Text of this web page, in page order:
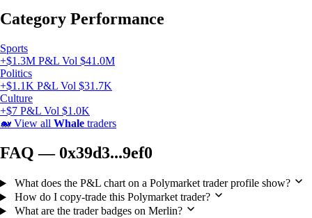
Category Performance
Sports
+$1.3M P&L Vol $41.0M
Politics
+$1.1K P&L Vol $31.7K
Culture
+$7 P&L Vol $1.0K
🐋 View all Whale traders
FAQ — 0x39d3...9ef0
What does the P&L chart on a Polymarket trader profile show?
How do I copy-trade this Polymarket trader?
What are the trader badges on Merlin?